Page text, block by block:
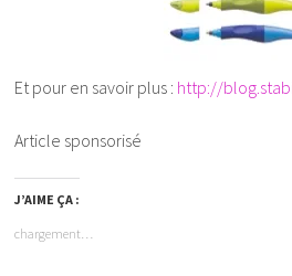
Et pour en savoir plus : http://
Article sponsorisé
J’AIME ÇA :
chargement…